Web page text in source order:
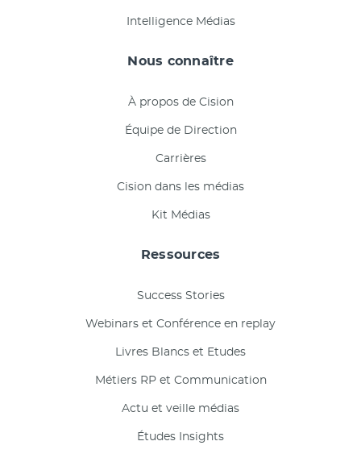
Intelligence Médias
Nous connaître
À propos de Cision
Équipe de Direction
Carrières
Cision dans les médias
Kit Médias
Ressources
Success Stories
Webinars et Conférence en replay
Livres Blancs et Etudes
Métiers RP et Communication
Actu et veille médias
Études Insights